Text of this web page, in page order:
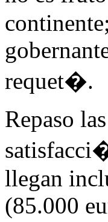
requet�.
Repaso
llegan
(85.000